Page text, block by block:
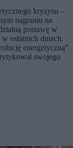
kryzysu –
nagraniu na
postawę w
ostatnich dniach.
energetyczną”
swojego